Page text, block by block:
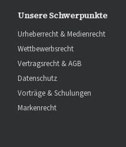
Unsere Schwerpunkte
Urheberrecht & Medienrecht
Wettbewerbsrecht
Vertragsrecht & AGB
Datenschutz
Vorträge & Schulungen
Markenrecht